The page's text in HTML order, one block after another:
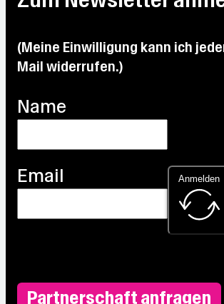
°C °C 31.1
Partnerschaft anfragen
(Meine Einwilligung kann ich
Mail widerrufen.)
Name
Email Anmelden